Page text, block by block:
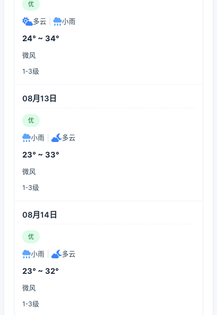
优
多云 小雨
24° ~ 34°
微风
1-3级
08月13日
优
小雨 多云
23° ~ 33°
微风
1-3级
08月14日
优
小雨 多云
23° ~ 32°
微风
1-3级